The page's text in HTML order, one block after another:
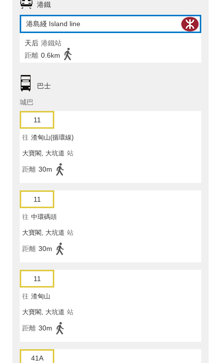
港鐵
港島綫 Island line
天后 港鐵站
距離 0.6km
巴士
城巴
11
往 渣甸山(循環線)
大寶閣, 大坑道 站
距離 30m
11
往 中環碼頭
大寶閣, 大坑道 站
距離 30m
11
往 渣甸山
大寶閣, 大坑道 站
距離 30m
41A